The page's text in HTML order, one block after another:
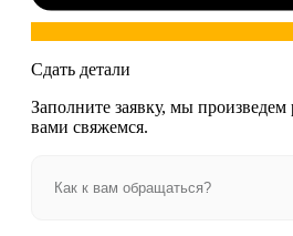
Сдать детали
Заполните заявку, мы произведем
вами свяжемся.